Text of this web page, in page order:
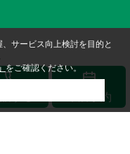
来店予約
サービス向上検討を目的と
をご確認ください。